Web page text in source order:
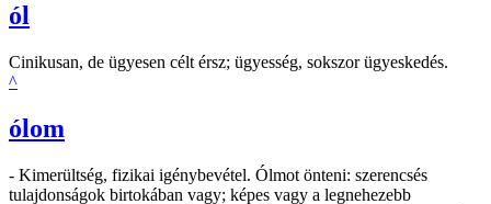
ól
Cinikusan, de ügyesen célt érsz; ügyesség, sokszor ügyeskedés.
^
ólom
- Kimerültség, fizikai igénybevétel. Ólmot önteni: szerencsés
tulajdonságok birtokában vagy; képes vagy a legnehezebb